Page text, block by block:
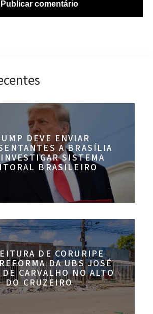
DEVE ENVIAR
A BRASÍLIA
INVESTIGAR SISTEMA
BRASILEIRO
DE CORURIPE
DA UBS JOSÉ
CARVALHO NO ALTO
DO CRUZEIRO